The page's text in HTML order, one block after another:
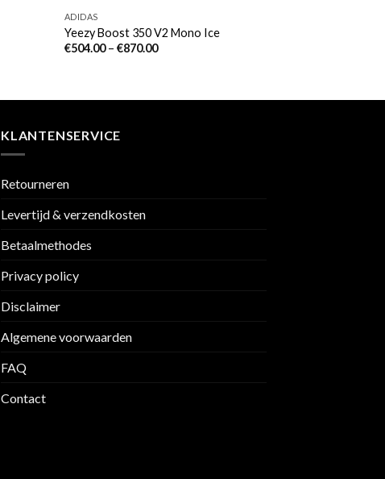
ADIDAS
Yeezy Boost 350 V2 Mono Ice
€504.00– €870.00
KLANTENSERVICE
Retourneren
Levertijd & verzendkosten
Betaalmethodes
Privacy policy
Disclaimer
Algemene voorwaarden
FAQ
Contact